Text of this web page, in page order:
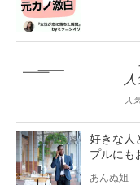
人
好きな人
プルにも
あんぬ姐